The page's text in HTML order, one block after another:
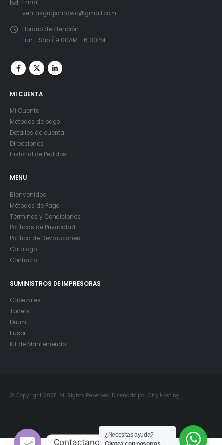
Email:
ventasgrupomawa@gmail.com
Horario de atención:
Lun - Sáb / 9:00AM - 6:00PM
MI CUENTA
Mi Cuenta
Metodos de pago
Detalles de cuenta
Direcciones
Historial de Pedidos
MENU
Bienvenidos
Métodos de Pago
Términos y Condiciones
Políticas de Privacidad
Política de Devoluciones
Catalogo
Contacto
SUMINISTROS DE IMPRESORAS
Cabezales
Toners
Drum
Fusor
Kit de Manteniendo
© Copyright 2025. All Rights Reserved. Diseñado por City Hosting
¿Necesitas ayuda?
Chatea con nosotros
Contactanos